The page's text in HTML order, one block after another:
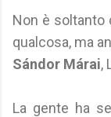
Non è soltanto
qualcosa, ma
Sándor Márai,
La gente ha